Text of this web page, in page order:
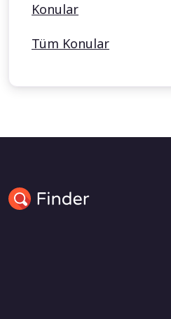
Konular
Tüm Konular